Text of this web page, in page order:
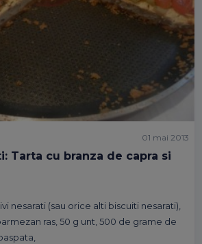
Tarta cu branza de capra si
nesarati (sau orice alti biscuiti nesarati),
ras, 50 g unt, 500 de grame de
01 mai 2013